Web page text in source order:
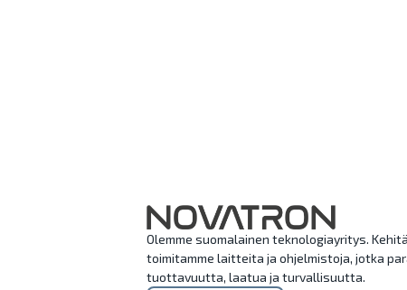
Olemme suomalainen teknologiayritys.
toimitamme laitteita ja ohjelmistoja, jotka
tuottavuutta, laatua ja turvallisuutta.